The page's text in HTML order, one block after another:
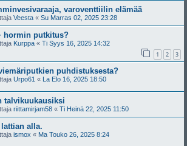
varoventtiilin elämää
Veesta « Su Marras 02, 2025 23:28
hormin putkitus?
Kurppa « Ti Syys 16, 2025 14:32
1 2 3
puhdistuksesta?
Urpo61 « La Elo 16, 2025 18:50
talvikuukausiksi
riittamirjam58 « Ti Heinä 22, 2025 11:50
alla.
ismox « Ma Touko 26, 2025 8:24